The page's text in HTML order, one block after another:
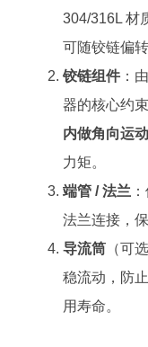
304/316L 材
可随铰链偏
铰链组件：
器的核心约
内做角向运动
力矩。
端管 / 法兰
法兰连接，
导流筒 （可
稳流动，防
用寿命。